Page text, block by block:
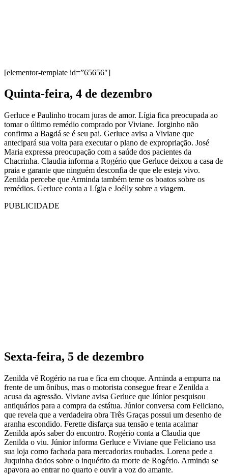
[elementor-template id=”65656″]
Quinta-feira, 4 de dezembro
Gerluce e Paulinho trocam juras de amor. Lígia fica preocupada ao
tomar o último remédio comprado por Viviane. Jorginho não
confirma a Bagdá se é seu pai. Gerluce avisa a Viviane que
antecipará sua volta para executar o plano de expropriação. José
Maria expressa preocupação com a saúde dos pacientes da
Chacrinha. Claudia informa a Rogério que Gerluce deixou a casa de
praia e garante que ninguém desconfia de que ele esteja vivo.
Zenilda percebe que Arminda também teme os boatos sobre os
remédios. Gerluce conta a Lígia e Joélly sobre a viagem.
PUBLICIDADE
Sexta-feira, 5 de dezembro
Zenilda vê Rogério na rua e fica em choque. Arminda a empurra na
frente de um ônibus, mas o motorista consegue frear e Zenilda a
acusa da agressão. Viviane avisa Gerluce que Júnior pesquisou
antiquários para a compra da estátua. Júnior conversa com Feliciano,
que revela que a verdadeira obra Três Graças possui um desenho de
aranha escondido. Ferette disfarça sua tensão e tenta acalmar
Zenilda após saber do encontro. Rogério conta a Claudia que
Zenilda o viu. Júnior informa Gerluce e Viviane que Feliciano usa
sua loja como fachada para mercadorias roubadas. Lorena pede a
Juquinha dados sobre o inquérito da morte de Rogério. Arminda se
apavora ao entrar no quarto e ouvir a voz do amante.